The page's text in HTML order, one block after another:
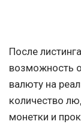
После
возможность
валюту на
количество
монетки и